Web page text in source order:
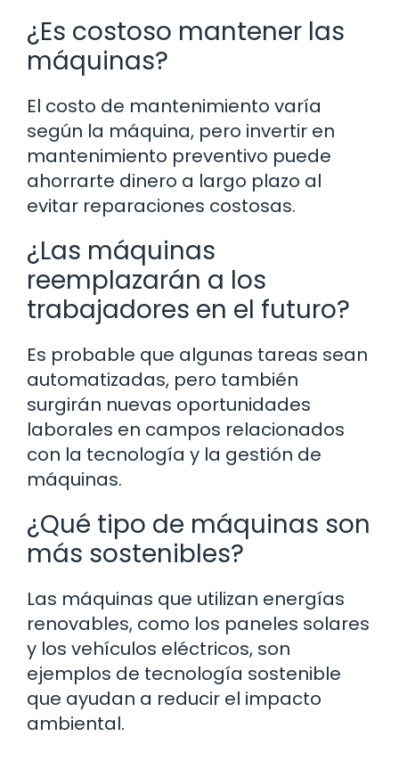
¿Es costoso mantener las
máquinas?
El costo de mantenimiento varía
según la máquina, pero invertir en
mantenimiento preventivo puede
ahorrarte dinero a largo plazo al
evitar reparaciones costosas.
¿Las máquinas
reemplazarán a los
trabajadores en el futuro?
Es probable que algunas tareas sean
automatizadas, pero también
surgirán nuevas oportunidades
laborales en campos relacionados
con la tecnología y la gestión de
máquinas.
¿Qué tipo de máquinas son
más sostenibles?
Las máquinas que utilizan energías
renovables, como los paneles solares
y los vehículos eléctricos, son
ejemplos de tecnología sostenible
que ayudan a reducir el impacto
ambiental.